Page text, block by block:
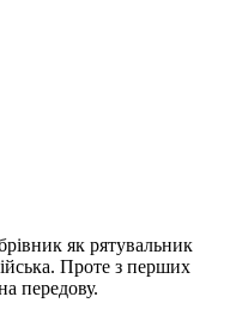
як рятувальник
Проте з перших
передову.